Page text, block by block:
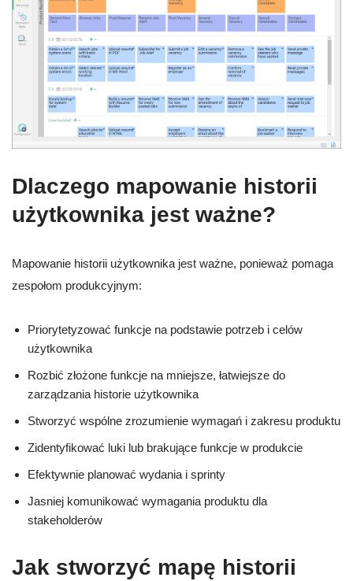
Dlaczego mapowanie historii
użytkownika jest ważne?
Mapowanie historii użytkownika jest ważne, ponieważ pomaga
zespołom produkcyjnym:
Priorytetyzować funkcje na podstawie potrzeb i celów
użytkownika
Rozbić złożone funkcje na mniejsze, łatwiejsze do
zarządzania historie użytkownika
Stworzyć wspólne zrozumienie wymagań i zakresu produktu
Zidentyfikować luki lub brakujące funkcje w produkcie
Efektywnie planować wydania i sprinty
Jasniej komunikować wymagania produktu dla
stakeholderów
Jak stworzyć mapę historii